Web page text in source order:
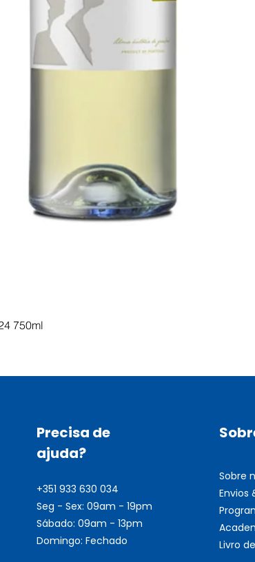
750ml
Precisa de
ajuda?
+351 933 630 034
Seg - Sex: 09am - 19pm
Sábado: 09am - 13pm
Domingo: Fechado
Sobre
Envios
Livro